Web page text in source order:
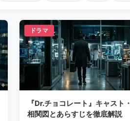
ドラマ
『Dr.チョコレート』キャスト・
相関図とあらすじを徹底解説